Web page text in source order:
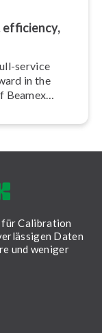
efficiency,
service
in the
Beamex
Calibration
Daten
und weniger